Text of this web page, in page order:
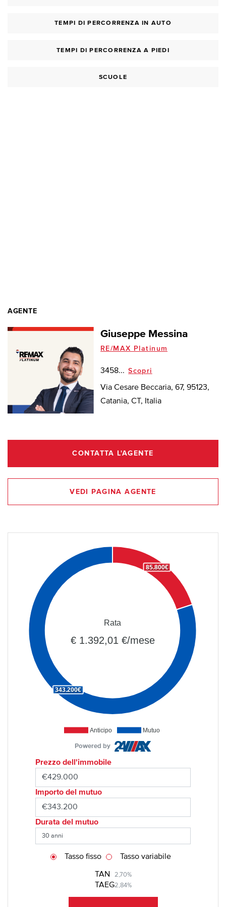
TEMPI DI PERCORRENZA IN AUTO
TEMPI DI PERCORRENZA A PIEDI
SCUOLE
AGENTE
Giuseppe Messina
RE/MAX Platinum
3458... Scopri
Via Cesare Beccaria, 67, 95123,
Catania, CT, Italia
CONTATTA L'AGENTE
VEDI PAGINA AGENTE
Anticipo Mutuo
85.800€
343.200€
Rata
€ 1.392,01 €/mese
Powered by
Prezzo dell'immobile
Importo del mutuo
Durata del mutuo
TAN 2,70%
TAEG2,84%
Tasso fisso Tasso variabile